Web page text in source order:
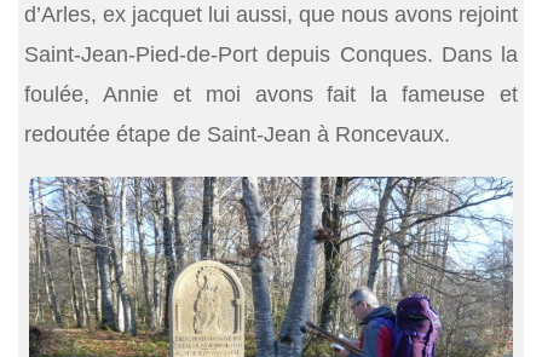
d’Arles, ex jacquet lui aussi, que nous avons rejoint
Saint-Jean-Pied-de-Port depuis Conques. Dans la
foulée, Annie et moi avons fait la fameuse et
redoutée étape de Saint-Jean à Roncevaux.